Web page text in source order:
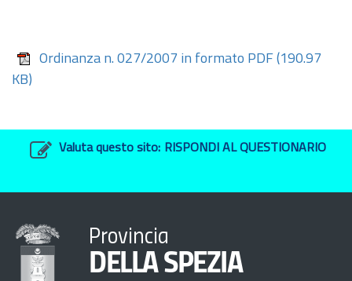
Ordinanza n. 027/2007 in formato PDF (190.97
KB)
Valuta questo sito: RISPONDI AL QUESTIONARIO
Provincia
DELLA SPEZIA